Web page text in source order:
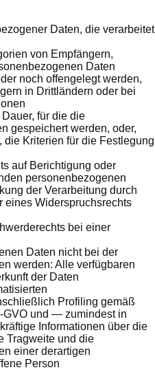
Daten, die verarbeitet
von Empfängern,
Daten
noch offengelegt werden,
in Drittländern oder bei
für die die
gespeichert werden, oder,
Kriterien für die Festlegung
auf Berichtigung oder
personenbezogenen
der Verarbeitung durch
eines Widerspruchsrechts
bei einer
Daten nicht bei der
werden: Alle verfügbaren
der Daten
Profiling gemäß
GVO und — zumindest in
Informationen über die
Tragweite und die
einer derartigen
Person